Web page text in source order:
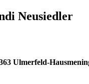
Neusiedler
Ulmerfeld-